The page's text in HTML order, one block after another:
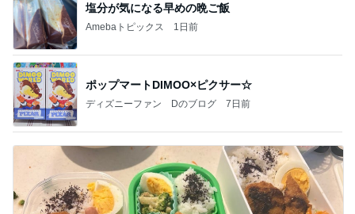
塩分が気になる早めの晩ご飯
Amebaトピックス 1日前
ポップマートDIMOO×ピクサー☆
ディズニーファン Dのブログ 7日前